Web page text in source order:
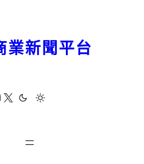
X
業新聞平台